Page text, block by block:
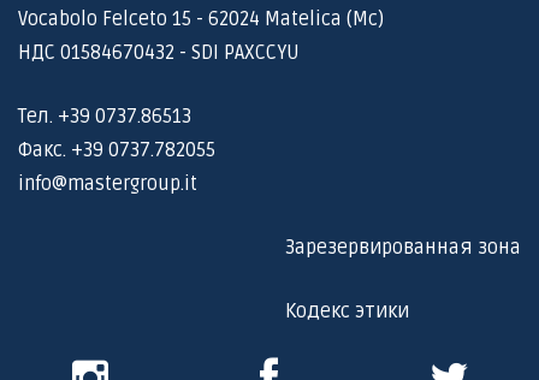
Vocabolo Felceto 15 - 62024 Matelica (Mc)
НДС 01584670432 - SDI PAXCCYU
Тел. +39 0737.86513
Факс. +39 0737.782055
info@mastergroup.it
Зарезервированная зона
Кодекс этики